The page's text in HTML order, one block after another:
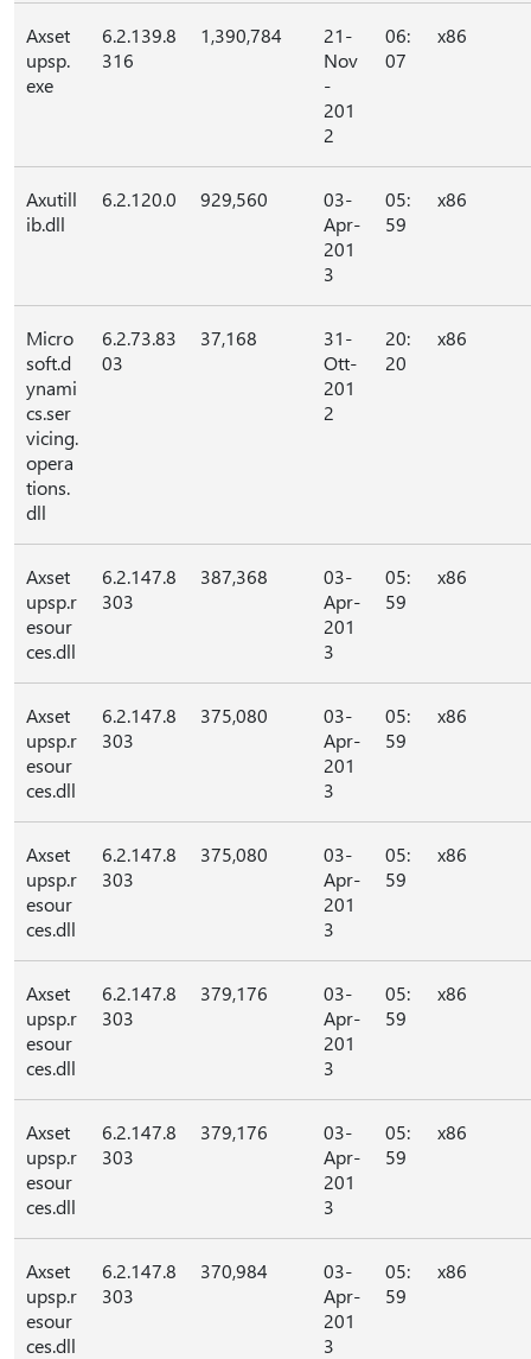
Axset
upsp.
exe
6.2.139.8
316
1,390,784
21-
Nov
-
201
2
06:
07
x86
Axutill
ib.dll
6.2.120.0 929,560
03-
Apr-
201
3
05:
59
x86
Micro
soft.d
ynami
cs.ser
vicing.
opera
tions.
dll
6.2.73.83
03
37,168
31-
Ott-
201
2
20:
20
x86
Axset
upsp.r
esour
ces.dll
6.2.147.8
303
387,368
03-
Apr-
201
3
05:
59
x86
Axset
upsp.r
esour
ces.dll
6.2.147.8
303
375,080
03-
Apr-
201
3
05:
59
x86
Axset
upsp.r
esour
ces.dll
6.2.147.8
303
375,080
03-
Apr-
201
3
05:
59
x86
Axset
upsp.r
esour
ces.dll
6.2.147.8
303
379,176
03-
Apr-
201
3
05:
59
x86
Axset
upsp.r
esour
ces.dll
6.2.147.8
303
379,176
03-
Apr-
201
3
05:
59
x86
Axset
upsp.r
esour
ces.dll
6.2.147.8
303
370,984
03-
Apr-
201
3
05:
59
x86